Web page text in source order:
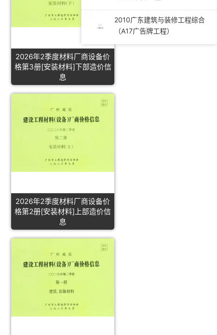
2026年2季度材料厂商设备价
格第3册[安装材料]下部造价信
息
2026年2季度材料厂商设备价
格第2册[安装材料]上部造价信
息
2010广东建筑与装修工程综合
（A17广告牌工程）